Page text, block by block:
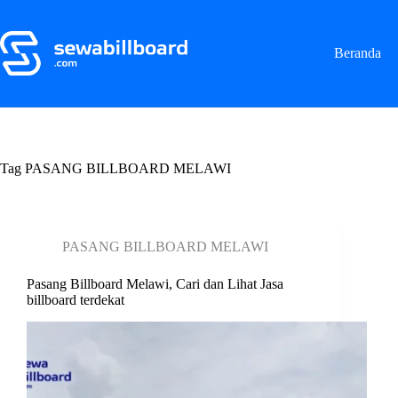
k
i
p
t
c
e
Beranda
Tag PASANG BILLBOARD MELAWI
PASANG BILLBOARD MELAWI
Pasang Billboard Melawi, Cari dan Lihat Jasa
billboard terdekat